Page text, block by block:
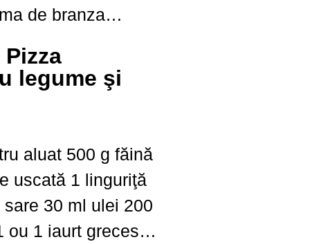
legume şi
1 linguriţă